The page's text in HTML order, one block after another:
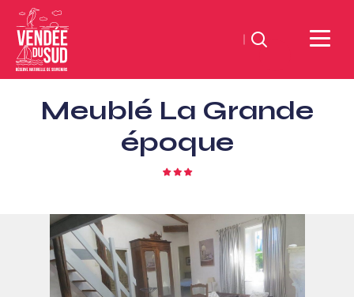
Sud
Vendée
Suchen
Meublé La Grande
époque
3